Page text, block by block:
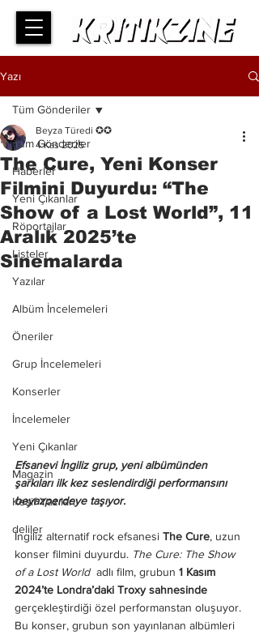
Yazı
Tüm Gönderiler
Haberler
Yeni Çıkanlar
Röportajlar
Listeler
Yazılar
Albüm İncelemeleri
Öneriler
Grup İncelemeleri
Konserler
İncelemeler
Yeni Çıkanlar
Magazin
Keşif Yazıları
deliler
Tüm Gönderiler
The Cure, Yeni Konser
Filmini Duyurdu: “The
Show of a Lost World”, 11
Aralık 2025’te
Sinemalarda
Beyza Türedi ✪✪
4 Kas 2025
Efsanevi İngiliz grup, yeni albümünden
şarkıları ilk kez seslendirdiği performansını
beyazperdeye taşıyor.
İngiliz alternatif rock efsanesi The Cure, uzun
konser filmini duyurdu. The Cure: The Show
of a Lost World
  adlı film, grubun
1 Kasım
2024’te Londra’daki Troxy sahnesinde
gerçekleştirdiği özel performanstan oluşuyor.
Bu konser, grubun son yayınlanan albümleri